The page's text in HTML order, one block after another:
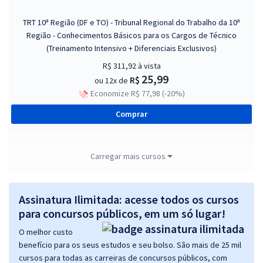
TRT 10ª Região (DF e TO) - Tribunal Regional do Trabalho da 10ª
Região - Conhecimentos Básicos para os Cargos de Técnico
(Treinamento Intensivo + Diferenciais Exclusivos)
R$ 311,92à vista
ou 12x de R$ 25,99
Economize R$ 77,98 (-20%)
Comprar
Região - Conhecimentos Básicos para os Cargos de Analista - Exceto
Analista Judiciário Cargos 11, 12 e 13 (Treinamento Intensivo +
Diferenciais Exclusivos)
R$ 303,92à vista
ou 12x de
R$ 25,33
Economize R$ 75,98 (-20%)
Carregar mais cursos
Assinatura Ilimitada: acesse todos os cursos
para concursos públicos, em um só lugar!
O melhor custo
benefício para os seus estudos e seu bolso. São mais de 25 mil
cursos para todas as carreiras de concursos públicos, com